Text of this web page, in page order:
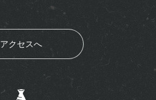
アクセスへ